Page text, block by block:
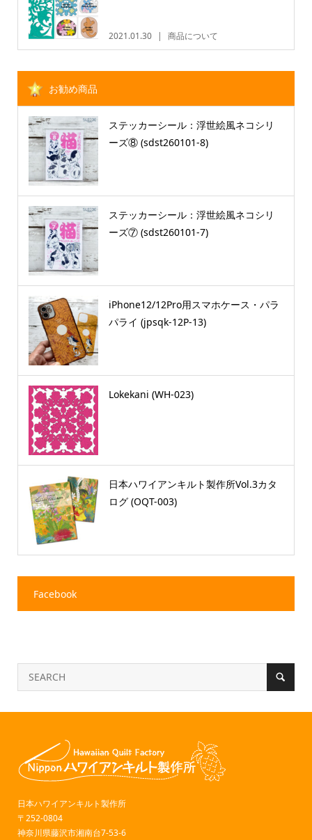
2021.01.30 商品について
お勧め商品
ステッカーシール：浮世絵風ネコシリ
ーズ⑧ (sdst260101-8)
ステッカーシール：浮世絵風ネコシリ
ーズ⑦ (sdst260101-7)
iPhone12/12Pro用スマホケース・パラ
パライ (jpsqk-12P-13)
Lokekani (WH-023)
日本ハワイアンキルト製作所Vol.3カタ
ログ (OQT-003)
Facebook
日本ハワイアンキルト製作所
〒252-0804
神奈川県藤沢市湘南台7-53-6